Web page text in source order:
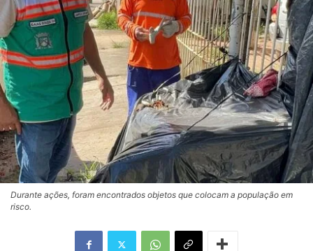
Durante ações, foram encontrados objetos que colocam a população em
risco.